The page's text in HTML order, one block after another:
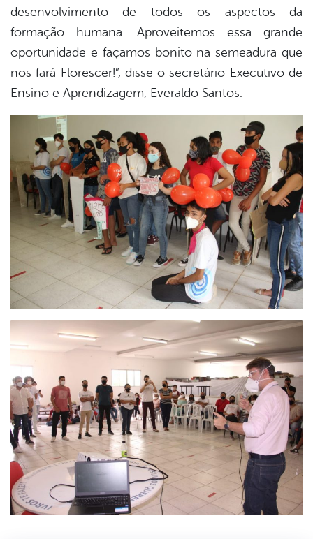
desenvolvimento de todos os aspectos da
formação humana. Aproveitemos essa grande
oportunidade e façamos bonito na semeadura que
nos fará Florescer!”, disse o secretário Executivo de
Ensino e Aprendizagem, Everaldo Santos.